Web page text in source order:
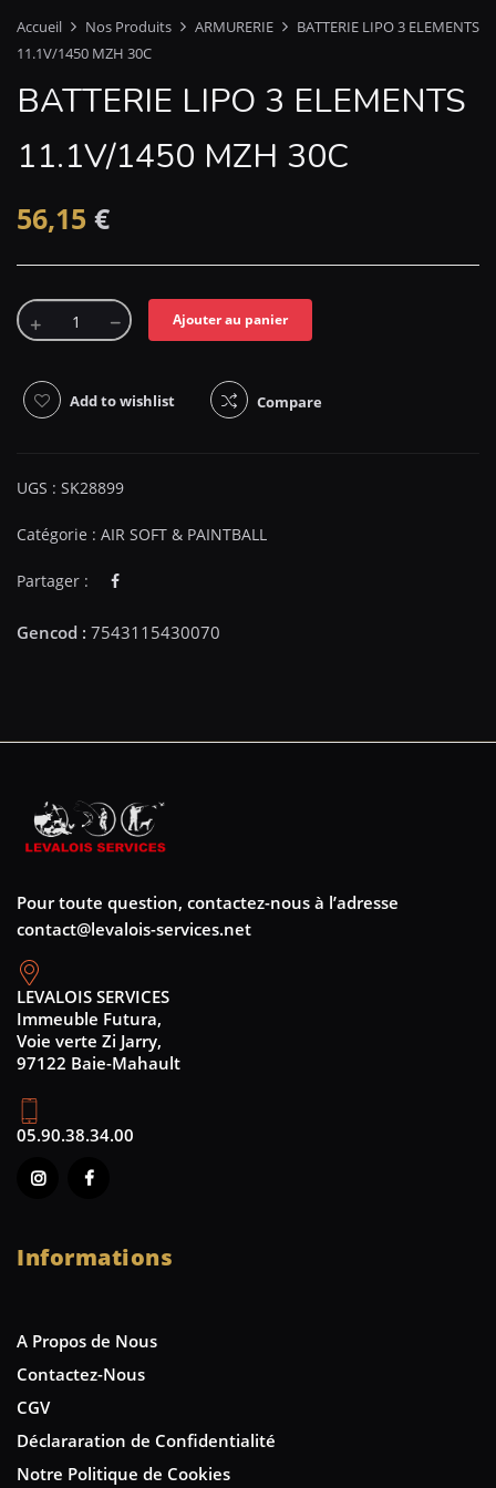
Accueil Nos Produits ARMURERIE
BATTERIE LIPO 3 ELEMENTS
11.1V/1450 MZH 30C
BATTERIE LIPO 3 ELEMENTS
11.1V/1450 MZH 30C
56,15 €
Ajouter au panier
Add to wishlist Compare
UGS : SK28899
Catégorie : AIR SOFT & PAINTBALL
Partager :
Pour toute question, contactez-nous à l’adresse
contact@levalois-services.net
LEVALOIS SERVICES
Immeuble Futura,
Voie verte Zi Jarry,
97122 Baie-Mahault
05.90.38.34.00
Informations
A Propos de Nous
Contactez-Nous
CGV
Déclararation de Confidentialité
Notre Politique de Cookies